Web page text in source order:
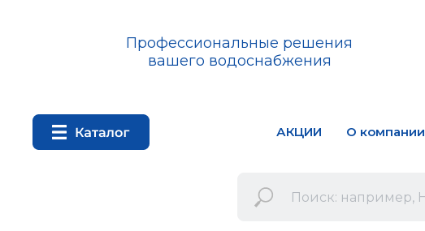
Профессиональные решения
вашего водоснабжения
АКЦИИ О компании